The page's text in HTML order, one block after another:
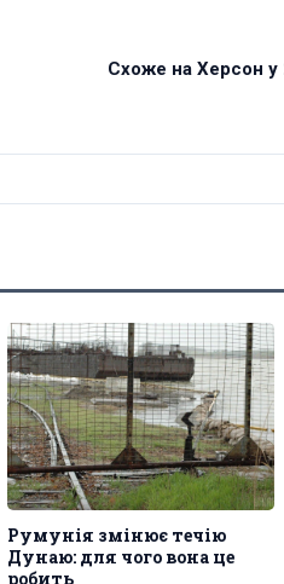
Схоже на Херсон у
Румунія змінює течію
Дунаю: для чого вона це
робить